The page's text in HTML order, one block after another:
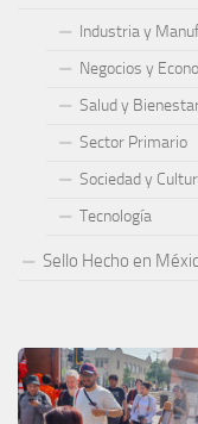
Industria y
Negocios y
Salud y
Sector Primario
Sociedad y
Tecnología
Sello Hecho en